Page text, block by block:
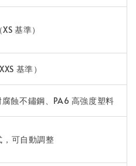
（XS 基準）
XXS 基準）
蝕不鏽鋼、PA6 高強度塑料
，可自動調整